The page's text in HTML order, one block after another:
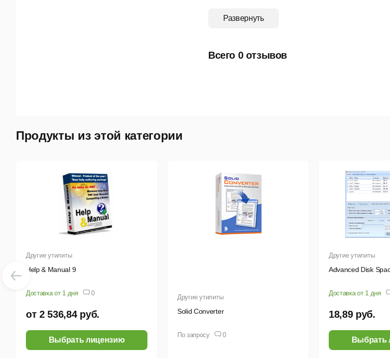
Получает информацию о текущих
Развернуть
Всего 0 отзывов
Продукты из этой категории
Другие утилиты
Help & Manual 9
Доставка от 1 дня 0
от 2 536,84 руб.
Выбрать лицензию
Другие утилиты
Solid Converter
По запросу 0
Другие утилиты
Advanced Disk
Доставка от 1 дня
18,89 руб.
Выбрать